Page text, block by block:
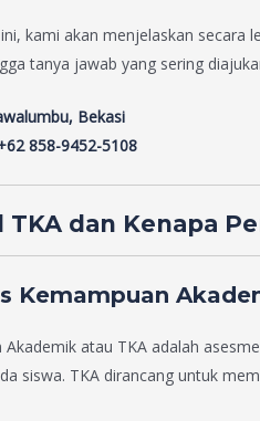
kami akan menjelaskan secara
tanya jawab yang sering
Bekasi
858-9452-5108
TKA dan Kenapa
Kemampuan
Akademik atau TKA adalah
siswa. TKA dirancang untuk